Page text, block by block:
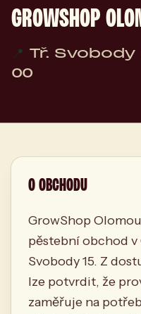
GROWSHOP
📍 Tř. Svobody
00
O OBCHODU
GrowShop
pěstební obchod v
Svobody 15. Z
lze potvrdit, že
zaměřuje na